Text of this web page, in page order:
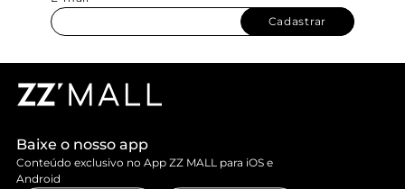
Cadastrar
Baixe o nosso app
Conteúdo exclusivo no App ZZ MALL para iOS e
Android